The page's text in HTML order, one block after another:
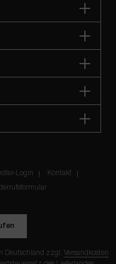
Login Kontakt
Deutschland zzgl. Versandkosten